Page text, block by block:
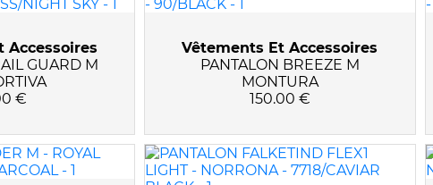
Accessoires
GUARD M
€
Vêtements Et Accessoires
PANTALON BREEZE M
MONTURA
150.00 €